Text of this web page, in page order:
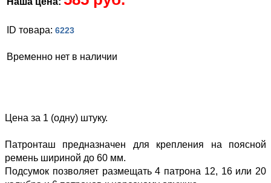
ID товара: 6223
Временно нет в наличии
Цена за 1 (одну) штуку.
Патронташ предназначен для крепления на поясной
ремень шириной до 60 мм.
Подсумок позволяет размещать 4 патрона 12, 16 или 20